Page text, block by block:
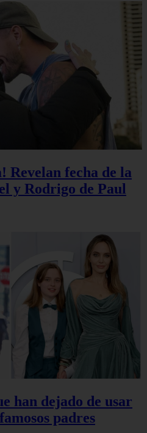
Revelan fecha de la
y Rodrigo de Paul
han dejado de usar
padres